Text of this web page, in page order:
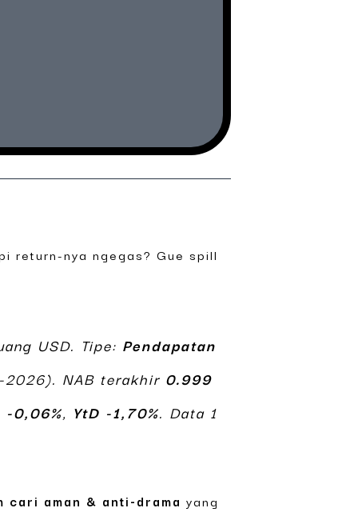
return-nya ngegas? Gue spill
USD. Tipe: Pendapatan
2026). NAB terakhir 0.999
-0,06%, YtD -1,70%. Data 1
cari aman & anti-drama yang